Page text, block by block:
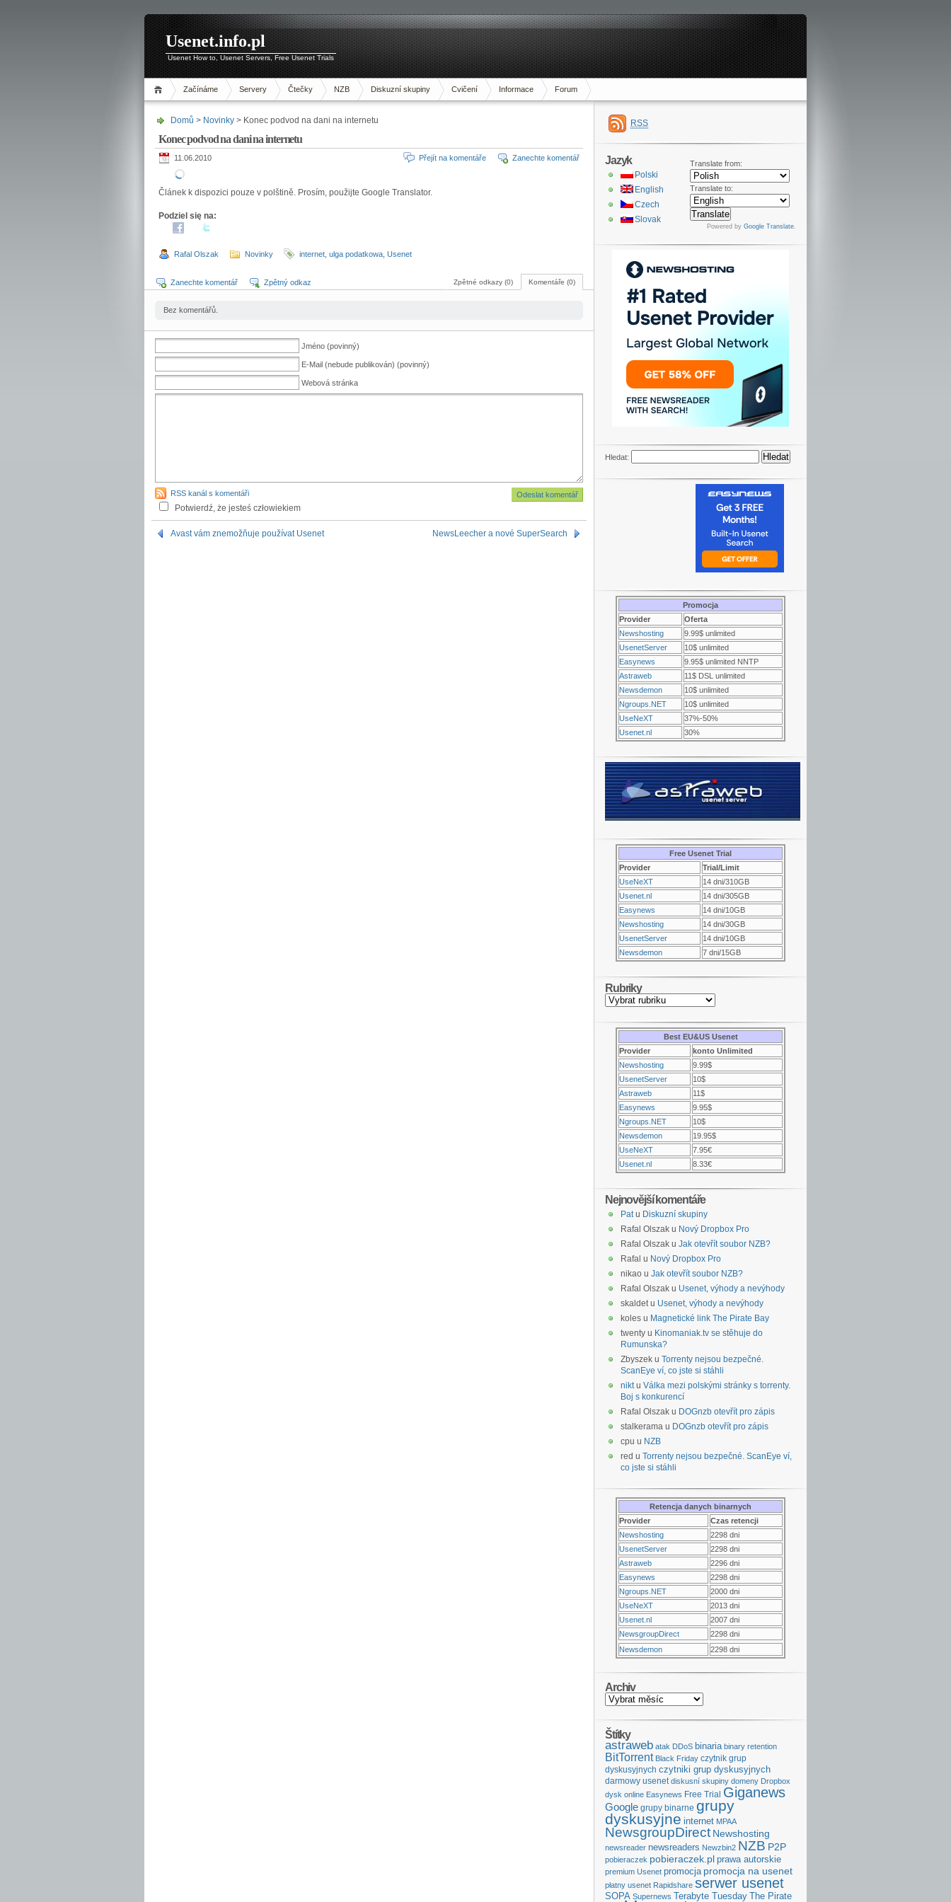
Usenet.info.pl
Usenet How to, Usenet Servers, Free Usenet Trials
Začínáme Servery Čtečky NZB Diskuzní skupiny Cvičení Informace Forum
Domů > Novinky > Konec podvod na dani na internetu
Konec podvod na dani na internetu
11.06.2010 Přejít na komentáře Zanechte komentář
Článek k dispozici pouze v polštině. Prosím, použijte Google Translator.
Podziel się na:
Rafal Olszak Novinky internet ulga podatkowa Usenet
Komentáře (0)
Zpětné odkazy (0)
Zanechte komentář Zpětný odkaz
Bez komentářů.
Jméno (povinný)
E-Mail (nebude publikován) (povinný)
Webová stránka
RSS kanál s komentáři
Potwierdź, że jesteś człowiekiem
Avast vám znemožňuje používat Usenet NewsLeecher a nové SuperSearch
RSS
Translate from:
Translate to:
Powered by Google Translate.
Jazyk
Polski
English
Czech
Slovak
Hledat:
Promocja
Provider
Oferta
Newshosting
9.99$ unlimited
UsenetServer
10$ unlimited
Easynews
9.95$ unlimited NNTP
Astraweb
11$ DSL unlimited
Newsdemon
10$ unlimited
Ngroups.NET
10$ unlimited
UseNeXT
37%-50%
Usenet.nl
30%
Free Usenet Trial
Provider
Trial/Limit
UseNeXT
14 dni/310GB
Usenet.nl
14 dni/305GB
Easynews
14 dni/10GB
Newshosting
14 dni/30GB
UsenetServer
14 dni/10GB
Newsdemon
7 dni/15GB
Rubriky
Best EU&US Usenet
Provider
konto Unlimited
Newshosting
9.99$
UsenetServer
10$
Astraweb
11$
Easynews
9.95$
Ngroups.NET
10$
Newsdemon
19.95$
UseNeXT
7.95€
Usenet.nl
8.33€
Nejnovější komentáře
Patu Diskuzní skupiny
Rafal Olszak u Nový Dropbox Pro
Rafal Olszak u Jak otevřít soubor NZB?
Rafal u Nový Dropbox Pro
nikao u Jak otevřít soubor NZB?
Rafal Olszak u Usenet, výhody a nevýhody
skaldet u Usenet, výhody a nevýhody
koles u Magnetické link The Pirate Bay
twenty u Kinomaniak.tv se stěhuje do
Rumunska?
Zbyszek u Torrenty nejsou bezpečné.
ScanEye ví, co jste si stáhli
niktu Válka mezi polskými stránky s torrenty.
Boj s konkurencí
Rafal Olszak u DOGnzb otevřít pro zápis
stalkerama u DOGnzb otevřít pro zápis
cpu u NZB
red u Torrenty nejsou bezpečné. ScanEye ví,
co jste si stáhli
Retencja danych binarnych
Provider
Czas retencji
Newshosting
2298 dni
UsenetServer
2298 dni
Astraweb
2296 dni
Easynews
2298 dni
Ngroups.NET
2000 dni
UseNeXT
2013 dni
Usenet.nl
2007 dni
NewsgroupDirect
2298 dni
Newsdemon
2298 dni
Archiv
Štítky
astraweb atak DDoS binaria binary retention
BitTorrent Black Friday czytnik grup
dyskusyjnych czytniki grup dyskusyjnych
darmowy usenet diskusní skupiny domeny Dropbox
dysk online Easynews Free Trial Giganews
Google grupy binarne grupy
dyskusyjne internet MPAA
NewsgroupDirect Newshosting
newsreader newsreaders Newzbin2 NZB P2P
pobieraczek pobieraczek.pl prawa autorskie
premium Usenet promocja promocja na usenet
płatny usenet Rapidshare serwer usenet
SOPA Supernews Terabyte Tuesday The Pirate